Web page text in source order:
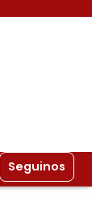
Seguinos